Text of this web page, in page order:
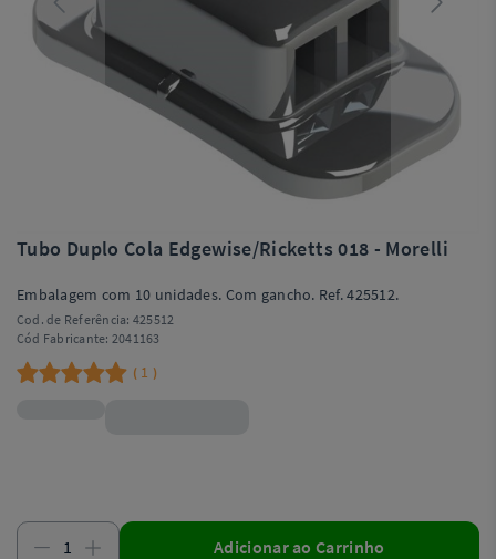
Tubo Duplo Cola Edgewise/Ricketts 018 - Morelli
Embalagem com 10 unidades. Com gancho. Ref. 425512.
Cod. de Referência: 425512
Cód Fabricante: 2041163
( 1 )
Adicionar ao Carrinho